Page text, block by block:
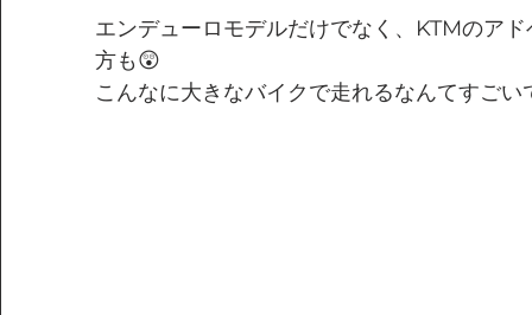
エンデューロモデルだけでなく、KTMのア
方も😲
こんなに大きなバイクで走れるなんてすごい